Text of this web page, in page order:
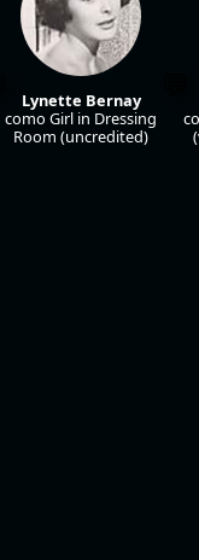
Lynette Bernay
como Girl in Dressing
Room (uncredited)